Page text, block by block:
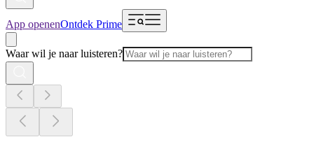
App openenOntdek Prime
Waar wil je naar luisteren?